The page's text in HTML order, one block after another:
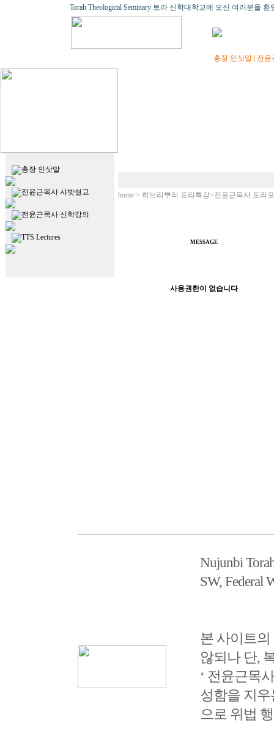
Torah Theological Seminary 토라 신학대학교에 오신 여러분을 환
총장 인삿말 전윤
총장 인삿말
전윤근목사 샤밧설교
전윤근목사 신학강의
TTS Lectures
home > 히브리뿌리 토라특강>전윤근목사 토라
MESSAGE
사용권한이 없습니다
Nujunbi
SW, Federal
본 사이트
않되나 단,
‘ 전윤근목
성함을 지
으로 위법